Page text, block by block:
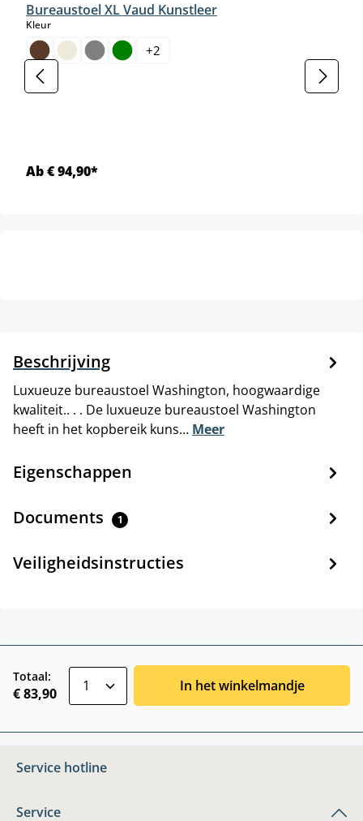
Bureaustoel XL Vaud Kunstleer
Kleurselect
+2
Ab € 94,90*
Beschrijving
Luxueuze bureaustoel Washington, hoogwaardige
kwaliteit.. . . De luxueuze bureaustoel Washington
heeft in het kopbereik kuns… Meer
Eigenschappen
Documents 1
Veiligheidsinstructies
Totaal:
€ 83,90 In het winkelmandje
Service hotline
Service